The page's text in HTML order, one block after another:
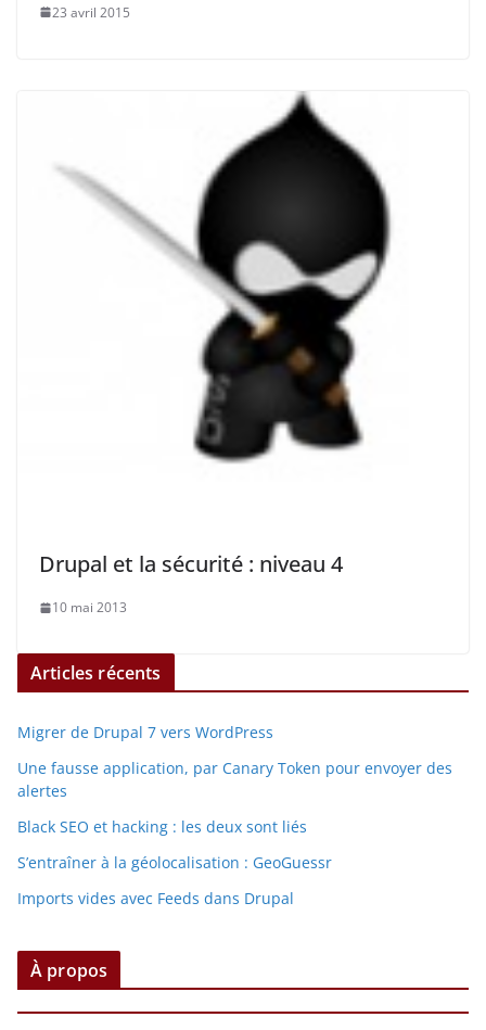
23 avril 2015
Drupal et la sécurité : niveau 4
10 mai 2013
Articles récents
Migrer de Drupal 7 vers WordPress
Une fausse application, par Canary Token pour envoyer des
alertes
Black SEO et hacking : les deux sont liés
S’entraîner à la géolocalisation : GeoGuessr
Imports vides avec Feeds dans Drupal
À propos